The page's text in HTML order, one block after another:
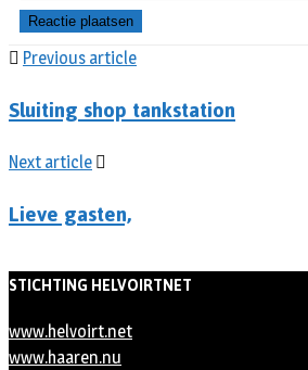
Previous article
Sluiting shop tankstation
Next article
Lieve gasten,
STICHTING HELVOIRTNET
www.helvoirt.net
www.haaren.nu